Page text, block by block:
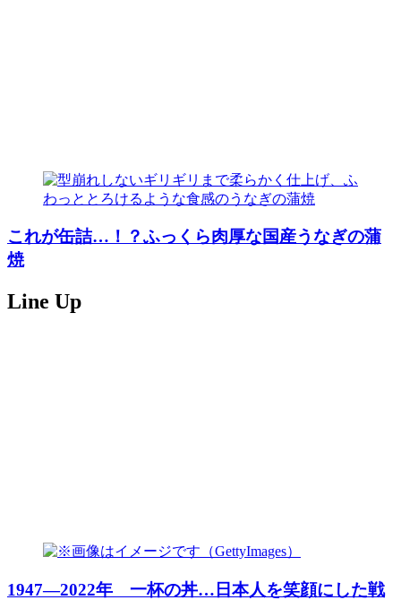
これが缶詰…！？ふっくら肉厚な国産うなぎの蒲
焼
Line Up
1947―2022年 一杯の丼…日本人を笑顔にした戦